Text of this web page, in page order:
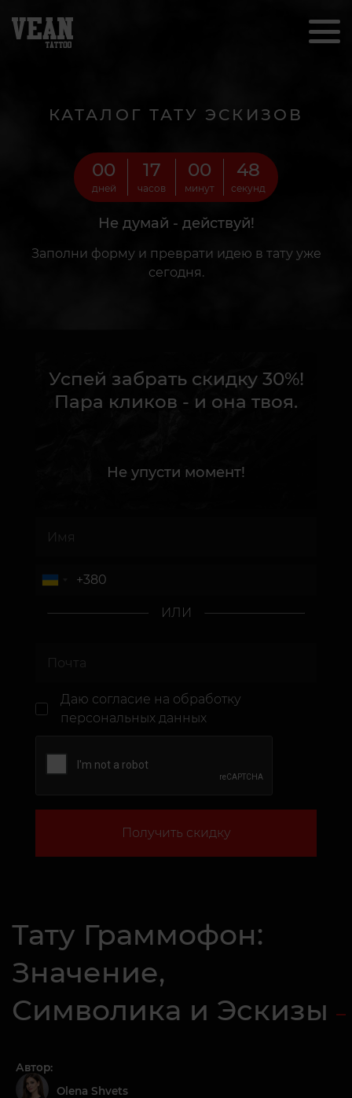
КАТАЛОГ ТАТУ ЭСКИЗОВ
00
дней
17
часов
00
минут
46
секунд
Не думай - действуй!
Заполни форму и преврати идею в тату уже
сегодня.
Успей забрать скидку 30%!
Пара кликов - и она твоя.
Не упусти момент!
ИЛИ
Даю согласие на обработку
персональных данных
Получить скидку
Тату Граммофон:
Значение,
Символика и Эскизы
Автор:
Olena Shvets